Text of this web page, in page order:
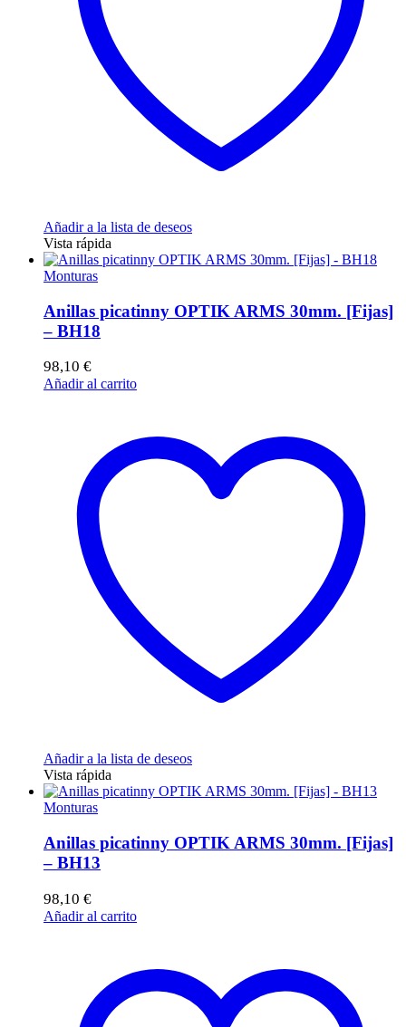
Añadir a la lista de deseos
Vista rápida
Monturas
Anillas picatinny OPTIK ARMS 30mm. [Fijas]
– BH18
98,10 €
Añadir al carrito
Añadir a la lista de deseos
Vista rápida
Monturas
Anillas picatinny OPTIK ARMS 30mm. [Fijas]
– BH13
98,10 €
Añadir al carrito